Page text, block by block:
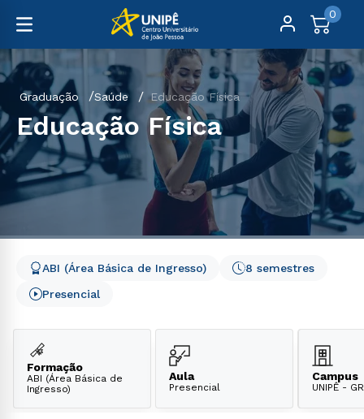
0
Graduação Saúde Educação Física
Educação Física
8 semestres
ABI (Área Básica de Ingresso)
Presencial
Formação
ABI (Área Básica de
Ingresso)
Aula
Presencial
Campus
UNIPÊ -